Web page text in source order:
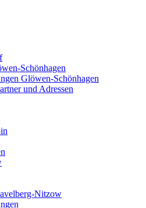
Schönhagen
Glöwen-Schönhagen
und Adressen
Nitzow